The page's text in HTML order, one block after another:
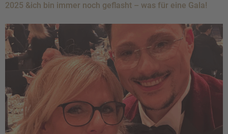
2025 &ich bin immer noch geflasht – was für eine Gala!